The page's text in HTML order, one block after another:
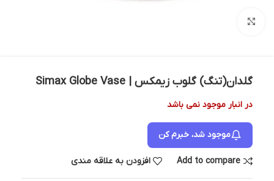
گلدان(تنگ) گلوب زیمکس | Simax Globe Vase
در انبار موجود نمی باشد
موجود شد، خبرم کن
Add to compare افزودن به علاقه مندی